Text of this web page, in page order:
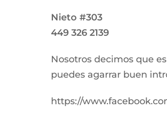
Nieto #303
449 326 2139
Nosotros decimos que
puedes agarrar buen
https://